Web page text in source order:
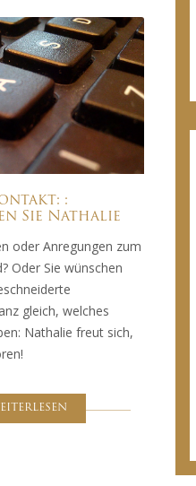
:
Sie Nathalie
oder Anregungen zum
Oder Sie wünschen
gleich, welches
Nathalie freut sich,